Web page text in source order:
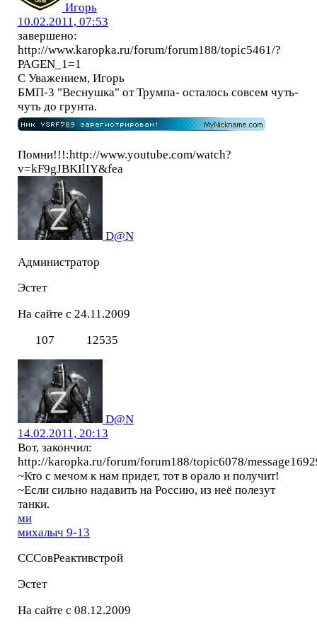
Игорь
10.02.2011, 07:53
завершено:
http://www.karopka.ru/forum/forum188/topic5461/?
PAGEN_1=1
С Уважением, Игорь
БМП-3 "Веснушка" от Трумпа- осталось совсем чуть-
чуть до грунта.
Помни!!!:http://www.youtube.com/watch?
v=kF9gJBKIlIY&fea
D@N
Администратор
Эстет
На сайте с 24.11.2009
107
12535
D@N
14.02.2011, 20:13
Вот, закончил:
http://karopka.ru/forum/forum188/topic6078/
~Кто с мечом к нам придет, тот в орало и получит!
~Если сильно надавить на Россию, из неё полезут
танки.
ми
михалыч 9-13
СССовРеактивстрой
Эстет
На сайте с 08.12.2009